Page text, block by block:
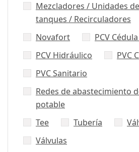
Mezcladores / Unidades
tanques / Recirculadores
Novafort
PCV
PCV Hidráulico
PVC
PVC Sanitario
Redes de abastecimiento
potable
Tee
Tubería
Válvulas